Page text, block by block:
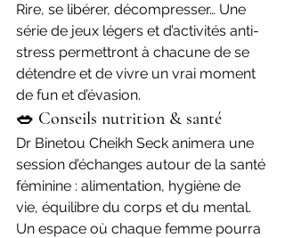
Rire, se libérer, décompresser… Une
série de jeux légers et d’activités anti-
stress permettront à chacune de se
détendre et de vivre un vrai moment
de fun et d’évasion.
🥗 Conseils nutrition & santé
Dr Binetou Cheikh Seck animera une
session d’échanges autour de la santé
féminine : alimentation, hygiène de
vie, équilibre du corps et du mental.
Un espace où chaque femme pourra